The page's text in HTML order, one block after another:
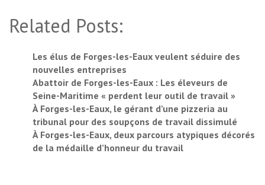
Related Posts:
Les élus de Forges-les-Eaux veulent séduire des
nouvelles entreprises
Abattoir de Forges-les-Eaux : Les éleveurs de
Seine-Maritime « perdent leur outil de travail »
À Forges-les-Eaux, le gérant d’une pizzeria au
tribunal pour des soupçons de travail dissimulé
À Forges-les-Eaux, deux parcours atypiques décorés
de la médaille d’honneur du travail